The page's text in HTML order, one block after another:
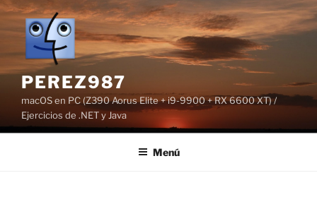
Saltar
contenido
PEREZ987
macOS en PC (Z390 Aorus Elite + i9-9900 + RX 6600 XT) /
Ejercicios de .NET y Java
Menú